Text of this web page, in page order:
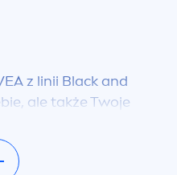
z linii Blackand
ale także Twoje
uczuciem suchości i
Twoich